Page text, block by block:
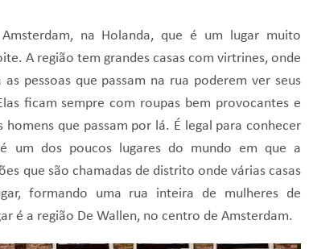
na Holanda, que é um lugar muito
A região tem grandes casas com virtrines, onde
pessoas que passam na rua poderem ver seus
ficam sempre com roupas bem provocantes e
que passam por lá. É legal para conhecer
um dos poucos lugares do mundo em que a
que são chamadas de distrito onde várias casas
formando uma rua inteira de mulheres de
é a região De Wallen, no centro de Amsterdam.